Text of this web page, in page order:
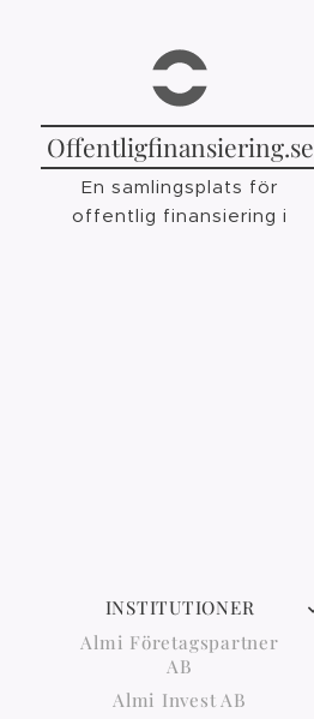
Offentligfinansiering.se
En samlingsplats för
offentlig finansiering i
INSTITUTIONER
Almi Företagspartner
AB
Almi Invest AB